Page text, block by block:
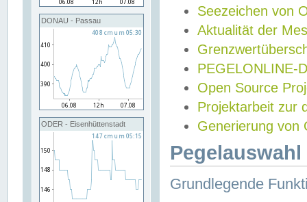
DONAU - Passau
ODER - Eisenhüttenstadt
Seezeichen von
Aktualität der
PEGELONLINE-
Open Source
Projektarbeit zur
Generierung von
Grundlegende